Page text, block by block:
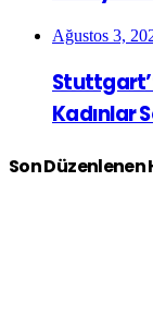
Ağustos 3,
Kadınlar
Son Düzenlenen